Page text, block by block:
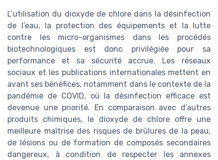
L’utilisation du dioxyde de chlore dans la désinfection
de l’eau, la protection des équipements et la lutte
contre les micro-organismes dans les procédés
biotechnologiques est donc privilégiée pour sa
performance et sa sécurité accrue. Les réseaux
sociaux et les publications internationales mettent en
avant ses bénéfices, notamment dans le contexte de la
pandémie de COVID, où la désinfection efficace est
devenue une priorité. En comparaison avec d’autres
produits chimiques, le dioxyde de chlore offre une
meilleure maîtrise des risques de brûlures de la peau,
de lésions ou de formation de composés secondaires
dangereux, à condition de respecter les annexes